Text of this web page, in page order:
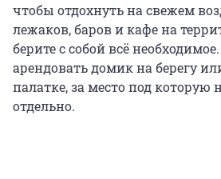
чтобы отдохнуть на свежем
лежаков, баров и кафе на
берите с собой всё
арендовать домик на берегу
палатке, за место под которую
отдельно.